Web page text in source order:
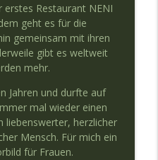
Mut zum flirten?
Wer was zu sagen
deines Lebens? info_outline
Restaurant NENI
geht es für die
gemeinsam mit ihren
gibt es weltweit
mehr.
Jahren und durfte auf
mal wieder einen
liebenswerter, herzlicher
Mensch. Für mich ein
für Frauen.